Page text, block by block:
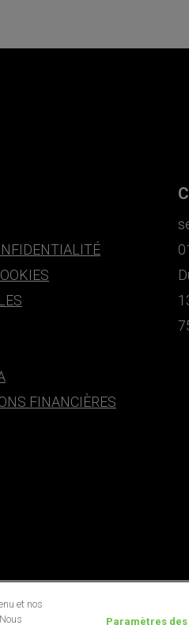
FINANCIÈRES
et nos
Paramètres